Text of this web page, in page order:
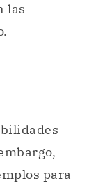
las
para